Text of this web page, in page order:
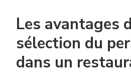
Les avantages
sélection du
dans un